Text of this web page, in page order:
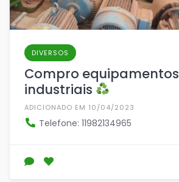
DIVERSOS
Compro equipamentos
industriais
ADICIONADO EM 10/04/2023
Telefone: 11982134965